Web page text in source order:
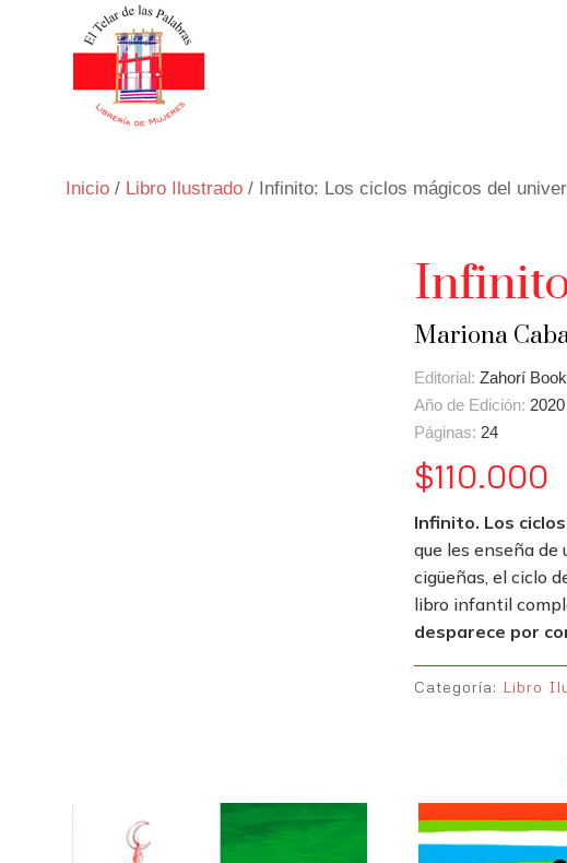
Inicio / Libro Ilustrado / Infinito: Los ciclos mágicos del
Mariona
Editorial: Zahorí
Año de Edición: 2020
Páginas: 24
$110.000
Infinito. Los
que les enseña de
cigüeñas, el ciclo
libro infantil
desparece por
Categoría: Libro